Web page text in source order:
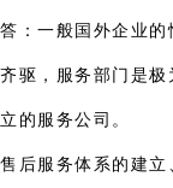
答：一般国外企业
齐驱，服务部门是
立的服务公司。
售后服务体系的建